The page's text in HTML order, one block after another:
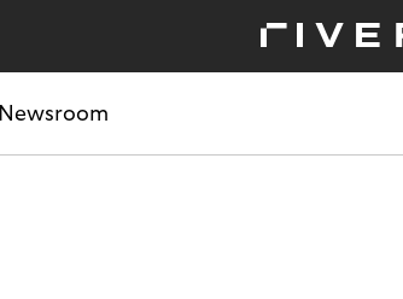
Newsroom